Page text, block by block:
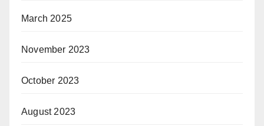
March 2025
November 2023
October 2023
August 2023